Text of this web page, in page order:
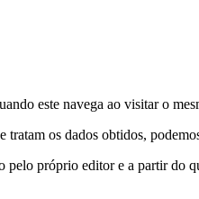
este navega ao visitar o
os dados obtidos,
próprio editor e a partir do